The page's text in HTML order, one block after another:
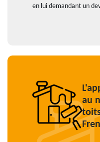
en lui demandant un
au